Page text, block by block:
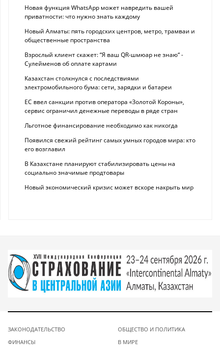
Новая функция WhatsApp может навредить вашей
приватности: что нужно знать каждому
Новый Алматы: пять городских центров, метро, трамваи и
общественные пространства
Взрослый клиент скажет: “Я ваш QR-шмюар не знаю“ -
Сулейменов об оплате картами
Казахстан столкнулся с последствиями
электромобильного бума: сети, зарядки и батареи
ЕС ввел санкции против оператора «Золотой Короны»,
сервис ограничил денежные переводы в ряде стран
Льготное финансирование необходимо как никогда
Появился свежий рейтинг самых умных городов мира: кто
его возглавил
В Казахстане планируют стабилизировать цены на
социально значимые продтовары
Новый экономический кризис может вскоре накрыть мир
ЗАКОНОДАТЕЛЬСТВО
ФИНАНСЫ
ОБЩЕСТВО И ПОЛИТИКА
В МИРЕ